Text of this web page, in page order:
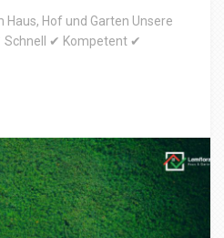
Hof und Garten Unsere
Schnell ✔ Kompetent ✔